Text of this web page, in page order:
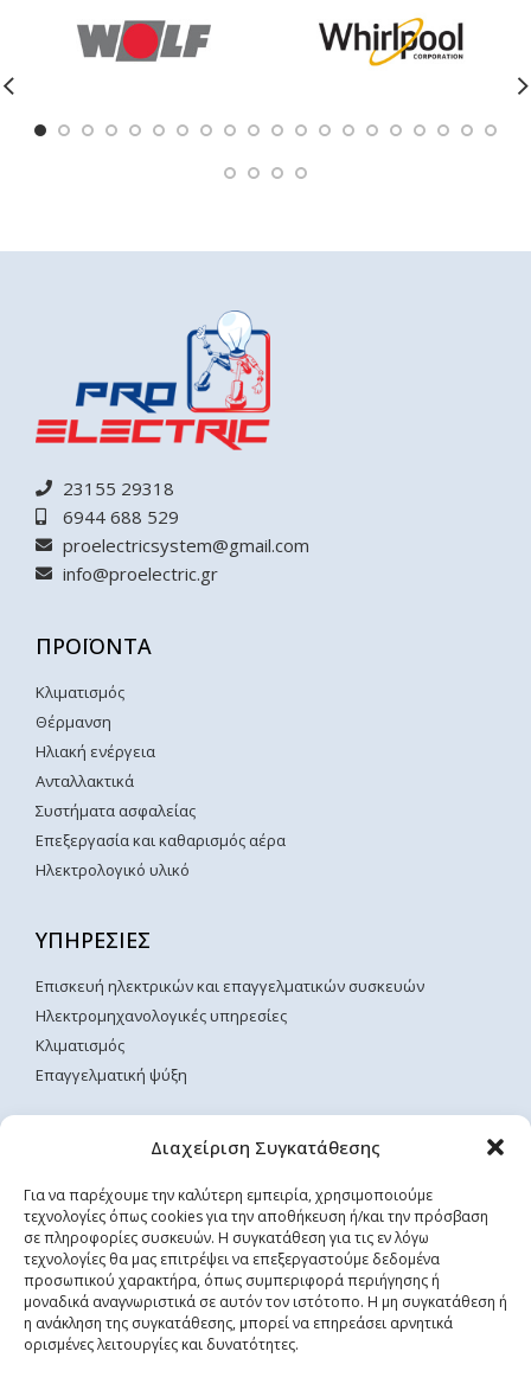
Διαχείριση Συγκατάθεσης
Για να παρέχουμε την καλύτερη εμπειρία, χρησιμοποιούμε
τεχνολογίες όπως cookies για την αποθήκευση ή/και την πρόσβαση
σε πληροφορίες συσκευών. Η συγκατάθεση για τις εν λόγω
τεχνολογίες θα μας επιτρέψει να επεξεργαστούμε δεδομένα
προσωπικού χαρακτήρα, όπως συμπεριφορά περιήγησης ή
μοναδικά αναγνωριστικά σε αυτόν τον ιστότοπο. Η μη συγκατάθεση ή
η ανάκληση της συγκατάθεσης, μπορεί να επηρεάσει αρνητικά
ορισμένες λειτουργίες και δυνατότητες.
23155 29318
6944 688 529
proelectricsystem@gmail.com
info@proelectric.gr
ΠΡΟΪΟΝΤΑ
Κλιματισμός
Θέρμανση
Ηλιακή ενέργεια
Ανταλλακτικά
Συστήματα ασφαλείας
Επεξεργασία και καθαρισμός αέρα
Ηλεκτρολογικό υλικό
ΥΠΗΡΕΣΙΕΣ
Επισκευή ηλεκτρικών και επαγγελματικών συσκευών
Ηλεκτρομηχανολογικές υπηρεσίες
Κλιματισμός
Επαγγελματική ψύξη
ΧΡΗΣΙΜΕΣ ΣΕΛΙΔΕΣ
Αρχική
Επικοινωνία
Όροι Χρήσης
Τρόποι Αποστολής & Πληρωμής
Πολιτική Απορρήτου